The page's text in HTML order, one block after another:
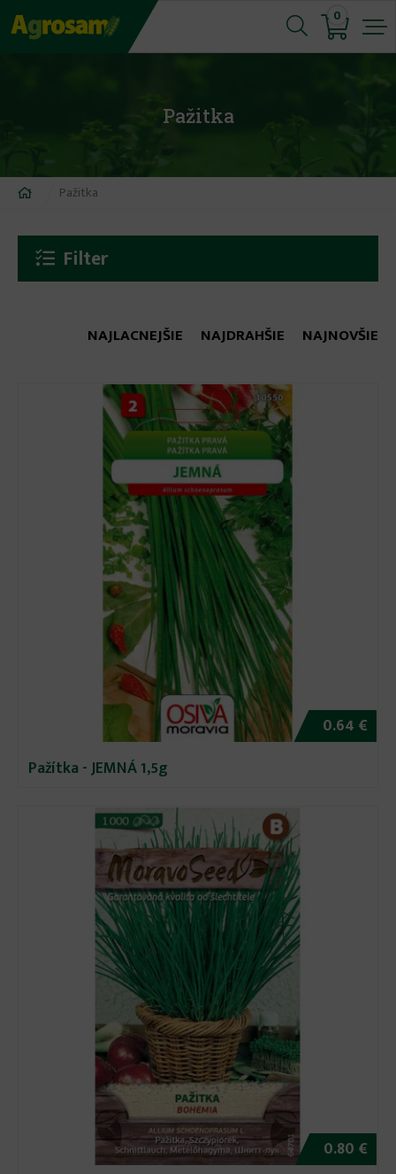
Jump
to
0
Pažitka
Nachádzate
tu
Pažitka
Filter
NAJLACNEJŠIE NAJDRAHŠIE NAJNOVŠIE
0.64 €
Pažítka - JEMNÁ 1,5g
0.80 €